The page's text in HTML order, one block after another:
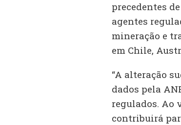
precedentes
agentes
mineração e
em Chile,
“A alteração
dados pela
regulados. Ao
contribuirá